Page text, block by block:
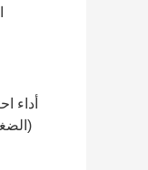
(الضغط، سرعة الانزلاق، درجة الحرارة)